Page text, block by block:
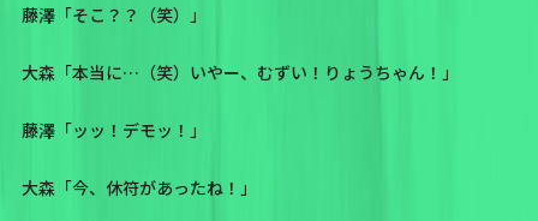
藤澤「そこ？？（笑）」
大森「本当に…（笑）いやー、むずい！りょうちゃん！」
藤澤「ッッ！デモッ！」
大森「今、休符があったね！」